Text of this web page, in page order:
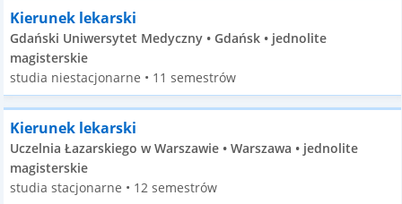
Kierunek lekarski
Gdański Uniwersytet Medyczny • Gdańsk • jednolite
magisterskie
studia niestacjonarne • 11 semestrów
Kierunek lekarski
Uczelnia Łazarskiego w Warszawie • Warszawa • jednolite
magisterskie
studia stacjonarne • 12 semestrów